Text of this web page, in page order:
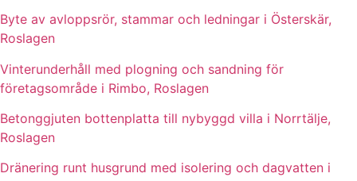
Byte av avloppsrör, stammar och ledningar i Österskär,
Roslagen
Vinterunderhåll med plogning och sandning för
företagsområde i Rimbo, Roslagen
Betonggjuten bottenplatta till nybyggd villa i Norrtälje,
Roslagen
Dränering runt husgrund med isolering och dagvatten i